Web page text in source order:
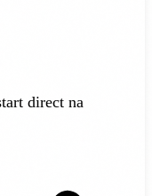
direct na